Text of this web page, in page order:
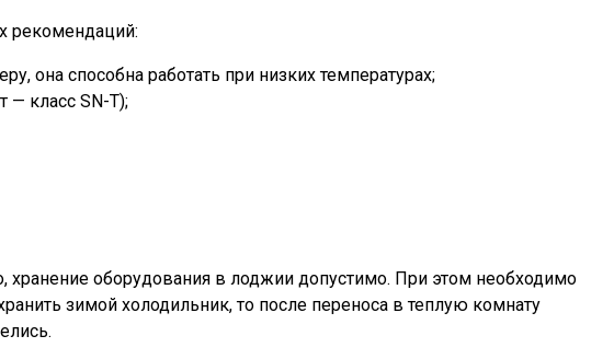
рекомендаций:
она способна работать при низких температурах;
— класс SN-T);
хранение оборудования в лоджии допустимо. При этом необходимо
зимой холодильник, то после переноса в теплую комнату